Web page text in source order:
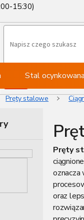
Stal ocynkowana
Pręty stalowe
Pręty
oznacza
oraz